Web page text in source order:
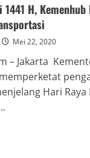
H,
Mei 22, 2020
– Jakarta
Hari Raya